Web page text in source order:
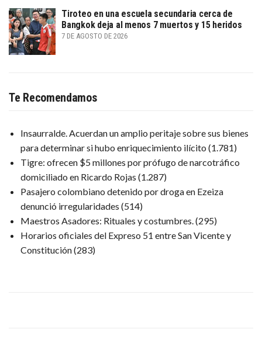
Tiroteo en una escuela secundaria cerca de
Bangkok deja al menos 7 muertos y 15 heridos
7 DE AGOSTO DE 2026
Te Recomendamos
Insaurralde. Acuerdan un amplio peritaje sobre sus bienes
para determinar si hubo enriquecimiento ilícito (1.781)
Tigre: ofrecen $5 millones por prófugo de narcotráfico
domiciliado en Ricardo Rojas (1.287)
Pasajero colombiano detenido por droga en Ezeiza
denunció irregularidades (514)
Maestros Asadores: Rituales y costumbres.(295)
Horarios oficiales del Expreso 51 entre San Vicente y
Constitución(283)